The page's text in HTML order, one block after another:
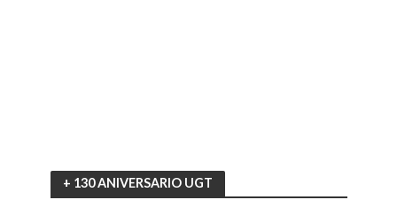
+ 130 ANIVERSARIO UGT